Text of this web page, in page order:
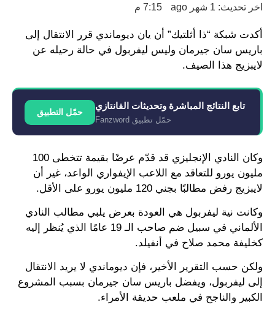
اخر تحديث: 1 شهر ago
7:15 م
أكدت شبكة “ذا أثلتيك” أن يان ديوماندي قرر الانتقال إلى
باريس سان جيرمان وليس ليفربول في حالة رحيله عن
لايبزيج هذا الصيف.
تابع النتائج المباشرة وتحديثات الفانتازي
حمّل تطبيق Fanzword
حمّل التطبيق
وكان النادي الإنجليزي قد قدّم عرضًا بقيمة تتخطى 100
مليون يورو للتعاقد مع اللاعب الإيفواري الواعد، غير أن
لايبزيج رفض مطالبًا بجني 120 مليون يورو على الأقل.
وكانت نية ليفربول هي العودة بعرض يلبي مطالب النادي
الألماني في سبيل ضم صاحب الـ 19 عامًا الذي يُنظر إليه
كخليفة محمد صلاح في أنفيلد.
ولكن حسب التقرير الأخير، فإن ديوماندي لا يريد الانتقال
إلى ليفربول، ويفضل باريس سان جيرمان بسبب المشروع
الكبير والناجح في ملعب حديقة الأمراء.